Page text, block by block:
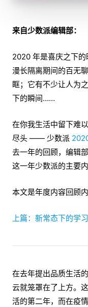
来自少数派编辑部：
2020 年是喜庆之下
漫长隔离期间的百无
眶；它有不少让人为
下的瞬间……
在你我生活中留下难
尽头 —— 少数派
去一年的回顾，编辑
这一年少数派的主要内
本文是年度内容回顾内
上篇：新常态下的学
在去年提出品质生活的
云就笼罩在了上方。
活的第二年，而在疫